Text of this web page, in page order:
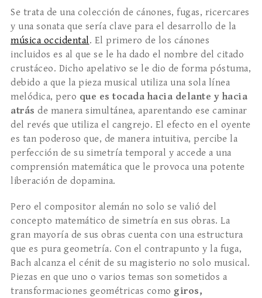
Se trata de una colección de cánones, fugas, ricercares
y una sonata que sería clave para el desarrollo de la
música occidental. El primero de los cánones
incluidos es al que se le ha dado el nombre del citado
crustáceo. Dicho apelativo se le dio de forma póstuma,
debido a que la pieza musical utiliza una sola línea
melódica, pero que es tocada hacia delante y hacia
atrás de manera simultánea, aparentando ese caminar
del revés que utiliza el cangrejo. El efecto en el oyente
es tan poderoso que, de manera intuitiva, percibe la
perfección de su simetría temporal y accede a una
comprensión matemática que le provoca una potente
liberación de dopamina.
Pero el compositor alemán no solo se valió del
concepto matemático de simetría en sus obras. La
gran mayoría de sus obras cuenta con una estructura
que es pura geometría. Con el contrapunto y la fuga,
Bach alcanza el cénit de su magisterio no solo musical.
Piezas en que uno o varios temas son sometidos a
transformaciones geométricas como giros,